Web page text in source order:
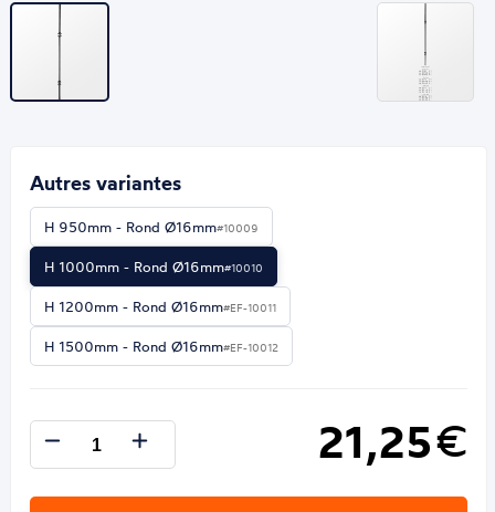
Autres variantes
H 950mm - Rond Ø16mm#10009
H 1000mm - Rond Ø16mm#10010
H 1200mm - Rond Ø16mm#EF-10011
H 1500mm - Rond Ø16mm#EF-10012
21,25€